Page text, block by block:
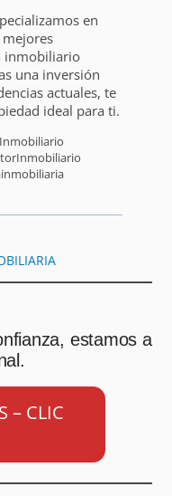
en
inmobiliario
una inversión
actuales, te
ideal para ti.
estamos a
– CLIC